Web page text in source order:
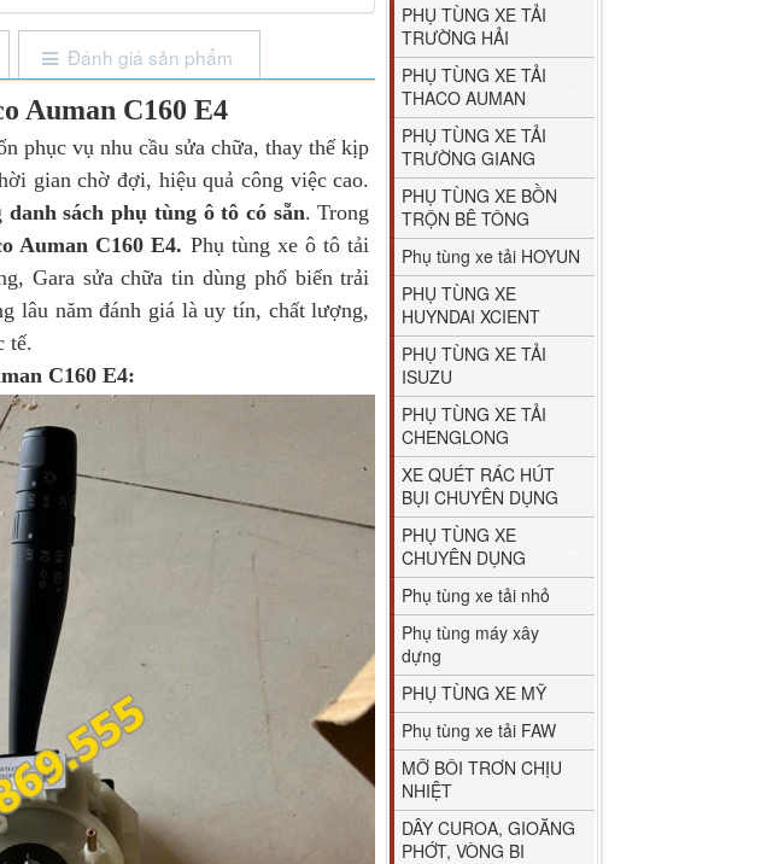
Đánh giá sản phẩm
Auman C160 E4
vụ nhu cầu sửa chữa, thay thế kịp
gian chờ đợi, hiệu quả công việc cao.
danh sách phụ tùng ô tô có sẵn. Trong
Auman C160 E4. Phụ tùng xe ô tô tải
Gara sửa chữa tin dùng phổ biến trải
lâu năm đánh giá là uy tín, chất lượng,
tế.
C160 E4:
PHỤ TÙNG XE TẢI
TRƯỜNG HẢI
PHỤ TÙNG XE TẢI
THACO AUMAN
PHỤ TÙNG XE TẢI
TRƯỜNG GIANG
PHỤ TÙNG XE BỒN
TRỘN BÊ TÔNG
Phụ tùng xe tải HOYUN
PHỤ TÙNG XE
HUYNDAI XCIENT
PHỤ TÙNG XE TẢI
ISUZU
PHỤ TÙNG XE TẢI
CHENGLONG
XE QUÉT RÁC HÚT
BỤI CHUYÊN DỤNG
PHỤ TÙNG XE
CHUYÊN DỤNG
Phụ tùng xe tải nhỏ
Phụ tùng máy xây
dựng
PHỤ TÙNG XE MỸ
Phụ tùng xe tải FAW
MỠ BÔI TRƠN CHỊU
NHIỆT
DÂY CUROA, GIOĂNG
PHỚT, VÒNG BI